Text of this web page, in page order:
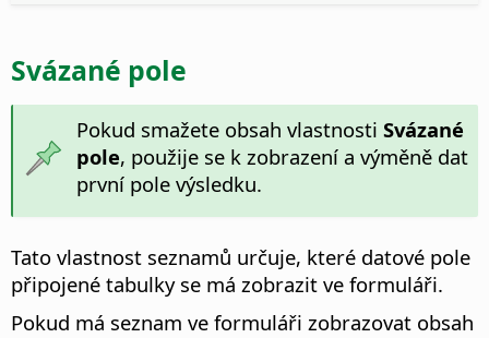
Svázané pole
Pokud smažete obsah vlastnosti Svázané
pole, použije se k zobrazení a výměně dat
první pole výsledku.
Tato vlastnost seznamů určuje, které datové pole
připojené tabulky se má zobrazit ve formuláři.
Pokud má seznam ve formuláři zobrazovat obsah